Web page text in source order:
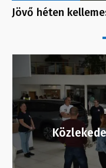
Jövő héten